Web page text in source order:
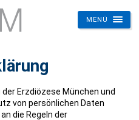
MENÜ
der Erzdiözese München und
von persönlichen Daten
die Regeln der